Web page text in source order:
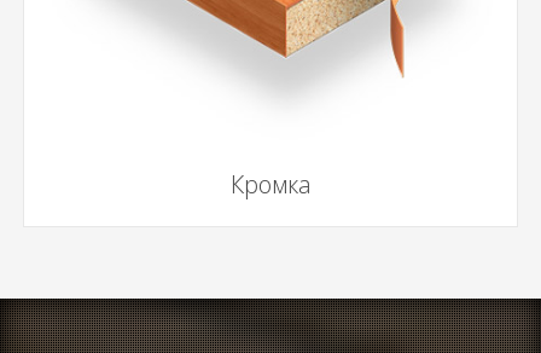
Кромка